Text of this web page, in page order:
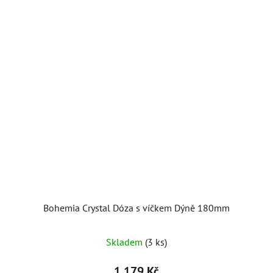
Bohemia Crystal Dóza s víčkem Dýně 180mm
Skladem (3 ks)